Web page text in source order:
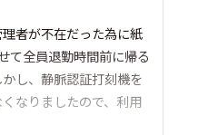
者が不在だった為に紙
て全員退勤時間前に帰る
し、静脈認証打刻機を
なりましたので、利用